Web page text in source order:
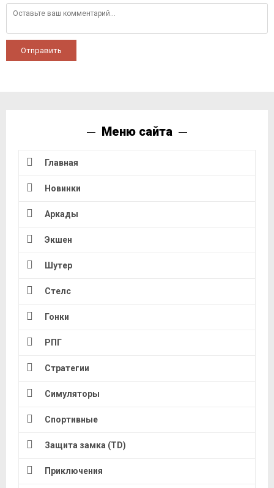
Отправить
Меню сайта
Главная
Новинки
Аркады
Экшен
Шутер
Стелс
Гонки
РПГ
Стратегии
Симуляторы
Спортивные
Защита замка (TD)
Приключения